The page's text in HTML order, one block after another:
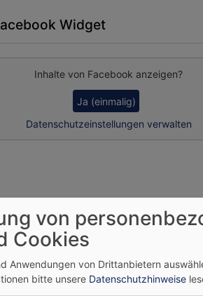
Widget
Inhalte von Facebook anzeigen?
Ja (einmalig)
Datenschutzeinstellungen verwalten
von
Cookies
Anwendungen von Drittanbietern
bitte unsere Datenschutzhinweise